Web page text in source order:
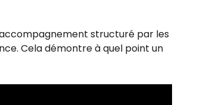
accompagnement structuré par les
Cela démontre à quel point un